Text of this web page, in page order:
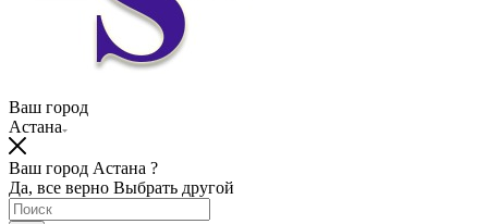
Ваш город
Астана
Ваш город Астана ?
Да, все верно Выбрать другой